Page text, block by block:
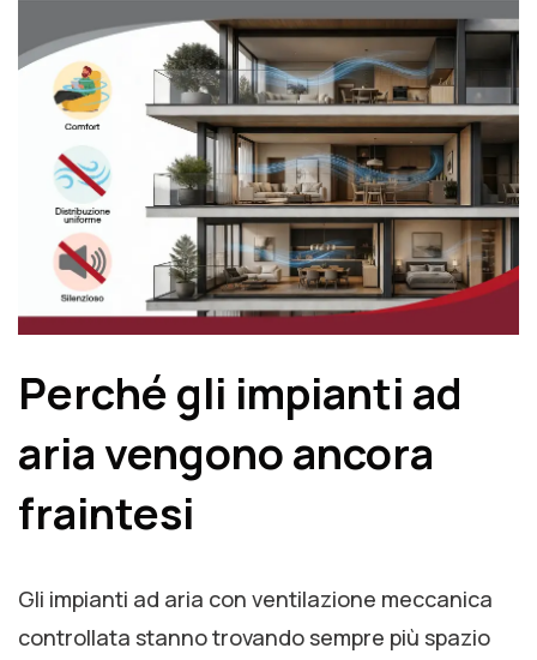
Perché gli impianti ad
aria vengono ancora
fraintesi
Gli impianti ad aria con ventilazione meccanica
controllata stanno trovando sempre più spazio